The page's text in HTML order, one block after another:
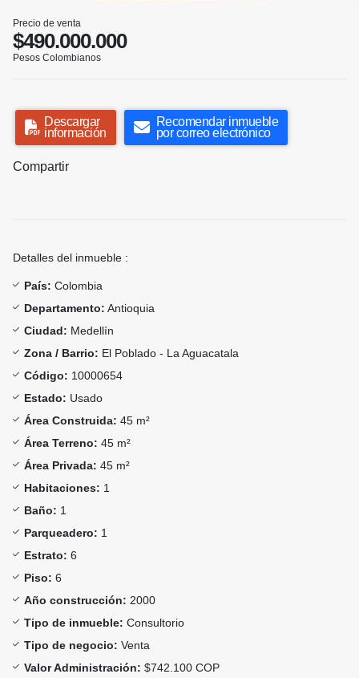
Precio de venta
$490.000.000
Pesos Colombianos
Descargar
información
Recomendar inmueble
por correo electrónico
Compartir
Detalles del inmueble :
País: Colombia
Departamento: Antioquia
Ciudad: Medellín
Zona / Barrio: El Poblado - La Aguacatala
Código: 10000654
Estado: Usado
Área Construida: 45 m²
Área Terreno: 45 m²
Área Privada: 45 m²
Habitaciones: 1
Baño: 1
Parqueadero: 1
Estrato: 6
Piso: 6
Año construcción: 2000
Tipo de inmueble: Consultorio
Tipo de negocio: Venta
Valor Administración: $742.100 COP